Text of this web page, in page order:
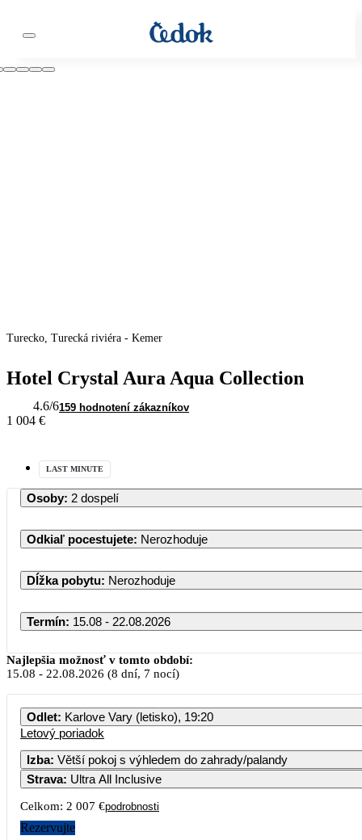
Turecko, Turecká riviéra - Kemer
Hotel Crystal Aura Aqua Collection
4.6/6159 hodnotení zákazníkov
1 004 €
LAST MINUTE
Osoby: 2 dospelí
Odkiaľ pocestujete: Nerozhoduje
Dĺžka pobytu: Nerozhoduje
Termín: 15.08 - 22.08.2026
August 2026
PO UT ST ŠT PI
Najlepšia možnosť v tomto období:
15.08 - 22.08.2026 (8 dní, 7 nocí)
Odlet: Karlove Vary (letisko), 19:20
Letový poriadok
Izba: Větší pokoj s výhledem do zahrady/palandy
Strava: Ultra All Inclusive
Celkom: 2 007 €podrobnosti
Rezervujte